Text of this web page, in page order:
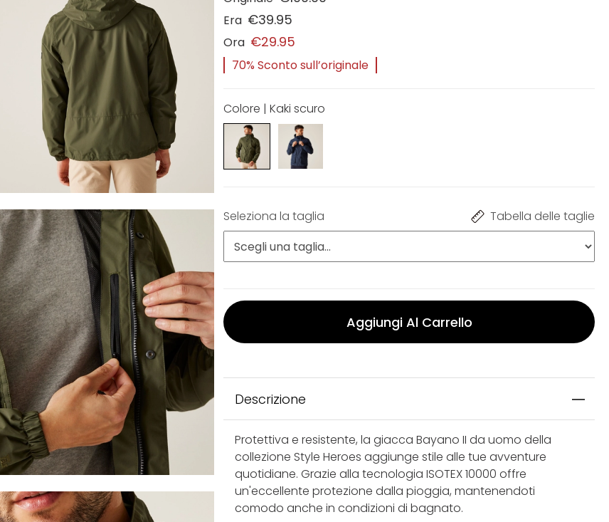
Era €39.95
Ora €29.95
70% Sconto sull’originale
Colore | Kaki scuro
Seleziona la taglia Tabella delle taglie
Aggiungi Al Carrello
Descrizione
Protettiva e resistente, la giacca Bayano II da uomo della
collezione Style Heroes aggiunge stile alle tue avventure
quotidiane. Grazie alla tecnologia ISOTEX 10000 offre
un'eccellente protezione dalla pioggia, mantenendoti
comodo anche in condizioni di bagnato.